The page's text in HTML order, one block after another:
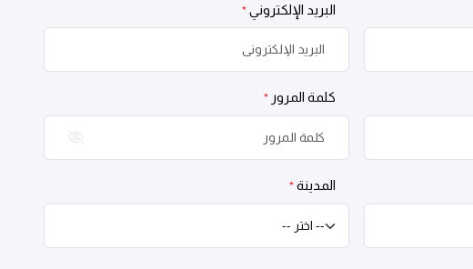
البريد الإلكتروني*
كلمة المرور *
المدينة*